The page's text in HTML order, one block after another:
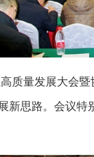
质量发展大会
新思路。会议